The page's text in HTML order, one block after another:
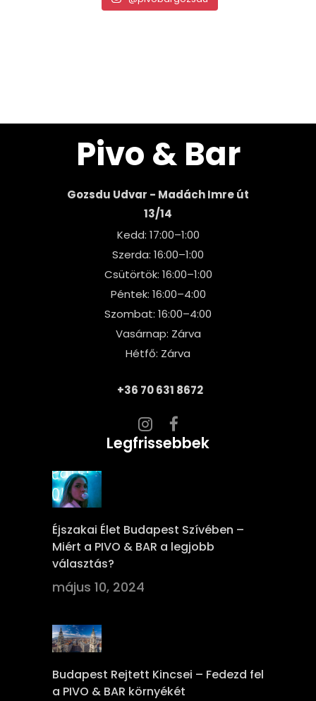
Pivo & Bar
Gozsdu Udvar - Madách Imre út
13/14
Kedd: 17:00–1:00
Szerda: 16:00–1:00
Csütörtök: 16:00–1:00
Péntek: 16:00–4:00
Szombat: 16:00–4:00
Vasárnap: Zárva
Hétfő: Zárva
+36 70 631 8672
Legfrissebbek
Éjszakai Élet Budapest Szívében –
Miért a PIVO & BAR a legjobb
választás?
május 10, 2024
Budapest Rejtett Kincsei – Fedezd fel
a PIVO & BAR környékét